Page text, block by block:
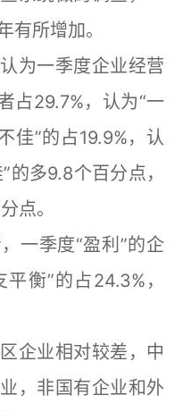
有所增加。
一季度企业经营
占29.7%，认为“一
佳”的占19.9%，认
的多9.8个百分点，
点。
季度“盈利”的企
衡”的占24.3%，
业相对较差，中
，非国有企业和外